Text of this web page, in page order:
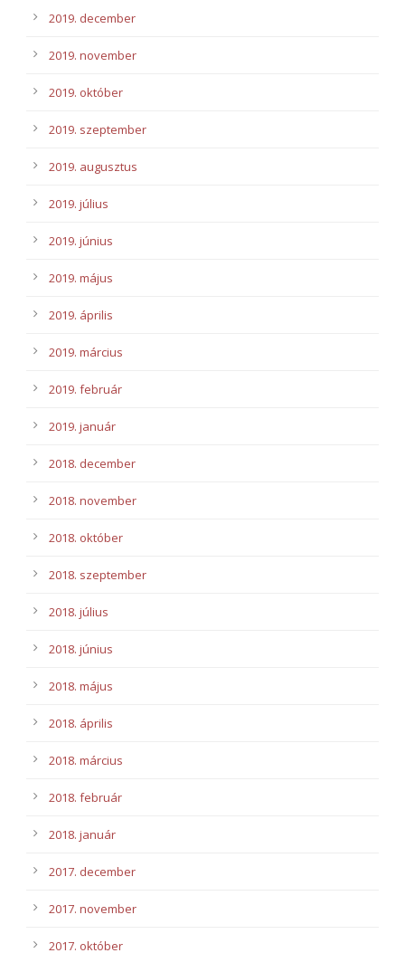
2019. december
2019. november
2019. október
2019. szeptember
2019. augusztus
2019. július
2019. június
2019. május
2019. április
2019. március
2019. február
2019. január
2018. december
2018. november
2018. október
2018. szeptember
2018. július
2018. június
2018. május
2018. április
2018. március
2018. február
2018. január
2017. december
2017. november
2017. október